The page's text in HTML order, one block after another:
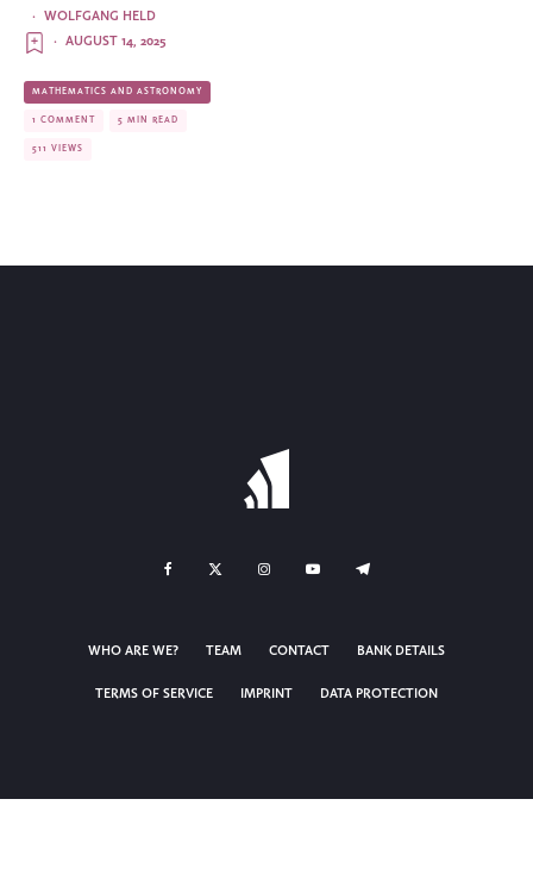
WOLFGANG HELD
·
AUGUST 14, 2025
·
MATHEMATICS AND ASTRONOMY
1 COMMENT 5 MIN READ
511 VIEWS
WHO ARE WE? TEAM CONTACT BANK DETAILS
TERMS OF SERVICE IMPRINT DATA PROTECTION